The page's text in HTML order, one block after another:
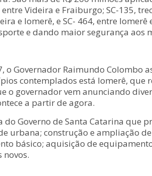
Videira e Fraiburgo; SC-135,
e Iomerê, e SC- 464, entre
e dando maior segurança aos
o Governador Raimundo Colombo
contemplados está Iomerê, que
o governador vem anunciando
a partir de agora.
Governo de Santa Catarina que
urbana; construção e ampliação
básico; aquisição de